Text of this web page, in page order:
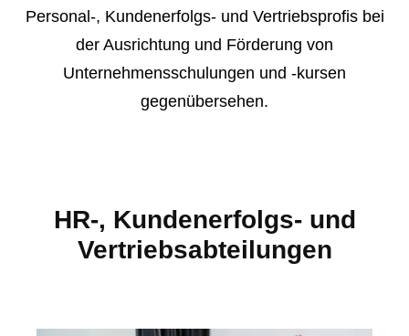
Personal-, Kundenerfolgs- und Vertriebsprofis bei
der Ausrichtung und Förderung von
Unternehmensschulungen und -kursen
gegenübersehen.
HR-, Kundenerfolgs- und
Vertriebsabteilungen